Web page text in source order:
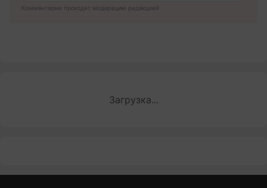
Комментарии проходят модерацию редакцией
Загрузка...